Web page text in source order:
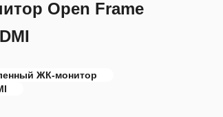
Open Frame
ЖК-монитор